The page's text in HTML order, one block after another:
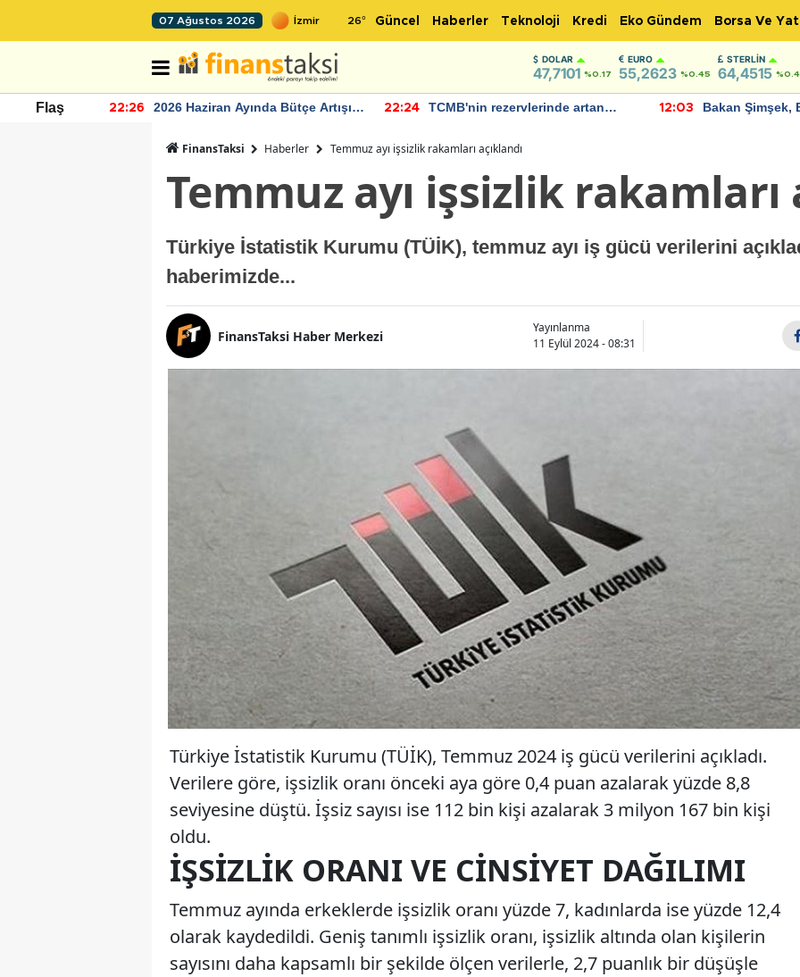
07 Ağustos 2026 26° Güncel Haberler Teknoloji Kredi Eko Gündem Borsa Ve
DOLAR
47,7101 %0.17
EURO
55,2623 %0.45
STERLIN
64,4515
Flaş 22:26
2026 Haziran Ayında Bütçe Artışı
22:24
TCMB'nin rezervlerinde artan
12:03
Bakan Şimşek,
FinansTaksi Haberler Temmuz ayı işsizlik rakamları açıklandı
Temmuz ayı işsizlik rakamları
Türkiye İstatistik Kurumu (TÜİK), temmuz ayı iş gücü verilerini
haberimizde...
FinansTaksi Haber Merkezi
Yayınlanma
11 Eylül 2024 - 08:31
Türkiye İstatistik Kurumu (TÜİK), Temmuz 2024 iş gücü verilerini açıkladı.
Verilere göre, işsizlik oranı önceki aya göre 0,4 puan azalarak yüzde 8,8
seviyesine düştü. İşsiz sayısı ise 112 bin kişi azalarak 3 milyon 167 bin kişi
oldu.
İŞSIZLIK ORANI VE CINSIYET DAĞILIMI
Temmuz ayında erkeklerde işsizlik oranı yüzde 7, kadınlarda ise yüzde 12,4
olarak kaydedildi. Geniş tanımlı işsizlik oranı, işsizlik altında olan kişilerin
sayısını daha kapsamlı bir şekilde ölçen verilerle, 2,7 puanlık bir düşüşle